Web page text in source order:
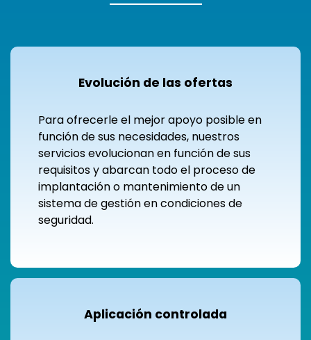
Evolución de las ofertas
Para ofrecerle el mejor apoyo posible en
función de sus necesidades, nuestros
servicios evolucionan en función de sus
requisitos y abarcan todo el proceso de
implantación o mantenimiento de un
sistema de gestión en condiciones de
seguridad.
Aplicación controlada